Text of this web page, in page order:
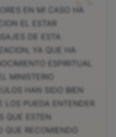
EN MI CASO HA
EL ESTAR
DE ESTA
YA QUE HA
ESPIRITUAL
MINISTERIO
HAN SIDO BIEN
LOS PUEDA ENTENDER
QUE ESTEN
QUE RECOMIENDO